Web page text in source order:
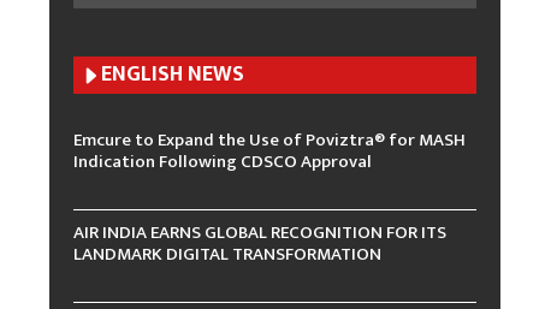
ENGLISH NEWS
Emcure to Expand the Use of Poviztra® for MASH
Indication Following CDSCO Approval
AIR INDIA EARNS GLOBAL RECOGNITION FOR ITS
LANDMARK DIGITAL TRANSFORMATION